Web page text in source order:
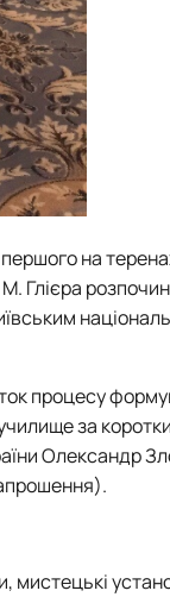
на
Глієра
процесу
за
Олександр
мистецькі